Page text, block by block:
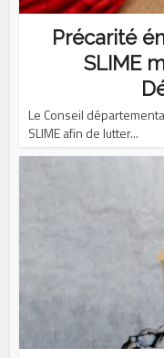
Précarité
SLIME
Le Conseil
SLIME afin de lutter...